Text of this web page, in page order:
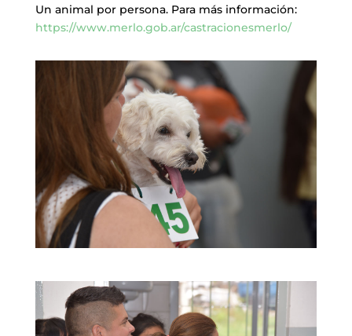
Un animal por persona. Para más información:
https://www.merlo.gob.ar/castracionesmerlo/